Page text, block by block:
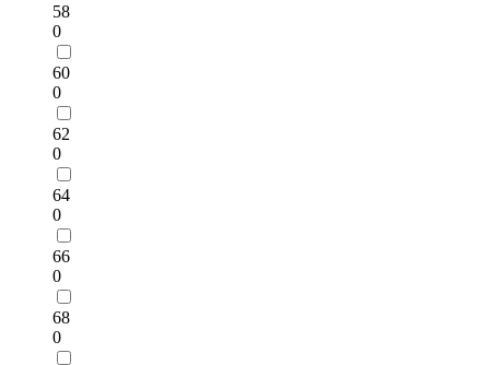
58
0
60
0
62
0
64
0
66
0
68
0